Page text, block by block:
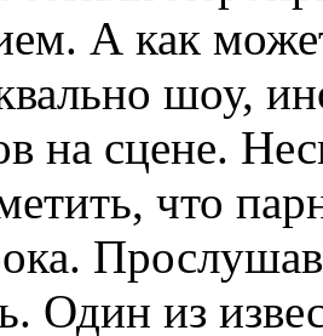
А как
шоу,
на сцене.
что
Один из